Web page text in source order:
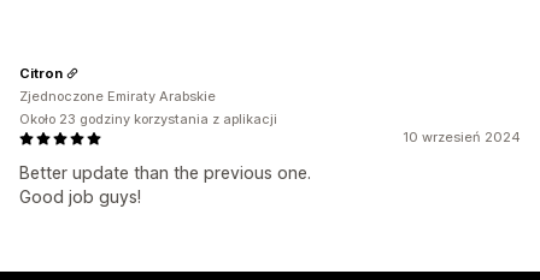
10 wrzesień 2024
Better update than the previous one.
Good job guys!
Citron
Zjednoczone Emiraty Arabskie
Około 23 godziny korzystania z aplikacji